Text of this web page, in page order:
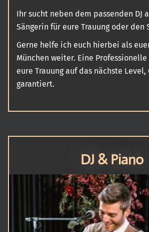
Ihr sucht neben dem passenden DJ
Sängerin für eure Trauung oder den
Gerne helfe ich euch hierbei als
München weiter. Eine
eure Trauung auf das nächste Level,
garantiert.
DJ & Piano